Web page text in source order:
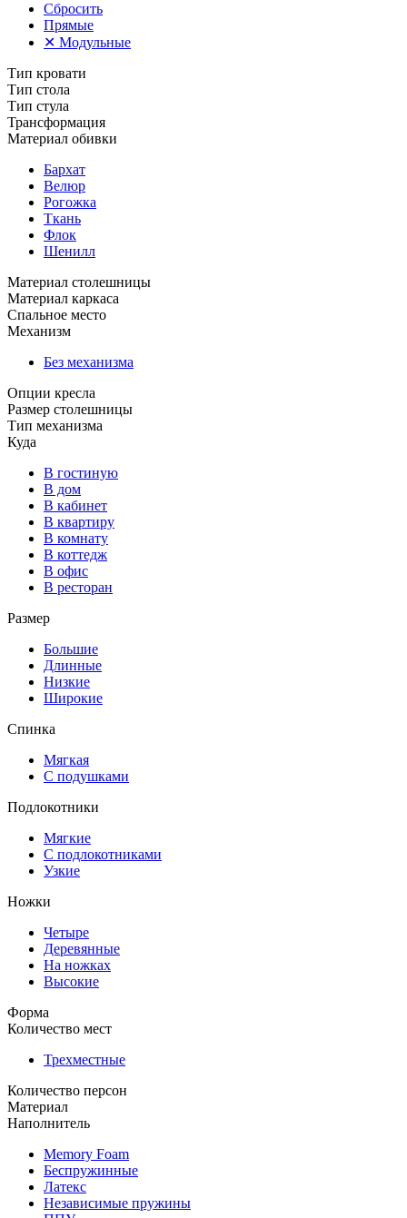
Сбросить
Прямые
✕ Модульные
Тип кровати
Тип стола
Тип стула
Трансформация
Материал обивки
Бархат
Велюр
Рогожка
Ткань
Флок
Шенилл
Материал столешницы
Материал каркаса
Спальное место
Механизм
Без механизма
Опции кресла
Размер столешницы
Тип механизма
Куда
В гостиную
В дом
В кабинет
В квартиру
В комнату
В коттедж
В офис
В ресторан
Размер
Большие
Длинные
Низкие
Широкие
Спинка
Мягкая
С подушками
Подлокотники
Мягкие
С подлокотниками
Узкие
Ножки
Четыре
Деревянные
На ножках
Высокие
Форма
Количество мест
Трехместные
Количество персон
Материал
Наполнитель
Memory Foam
Беспружинные
Латекс
Независимые пружины